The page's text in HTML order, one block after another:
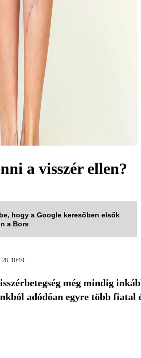
a visszér ellen?
hogy a Google keresőben elsők
a Bors
10:10
még mindig
adódóan egyre több